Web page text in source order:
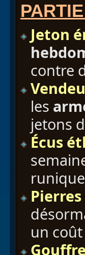
Jeton
contre
les
jetons
Écus
un